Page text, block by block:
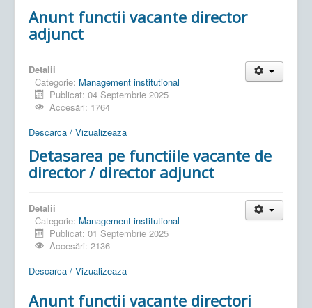
Anunt functii vacante director
adjunct
Detalii
Categorie: Management institutional
Publicat: 04 Septembrie 2025
Accesări: 1764
Descarca / Vizualizeaza
Detasarea pe functiile vacante de
director / director adjunct
Detalii
Categorie: Management institutional
Publicat: 01 Septembrie 2025
Accesări: 2136
Descarca / Vizualizeaza
Anunt functii vacante directori